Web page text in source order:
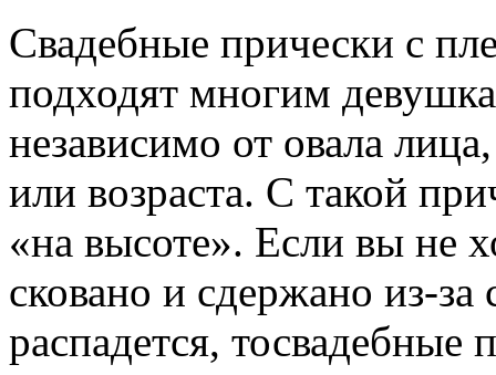
Свадебные прически с
подходят многим
независимо от овала
или возраста. С такой
«на высоте». Если вы не
сковано и сдержано из-за
распадется,